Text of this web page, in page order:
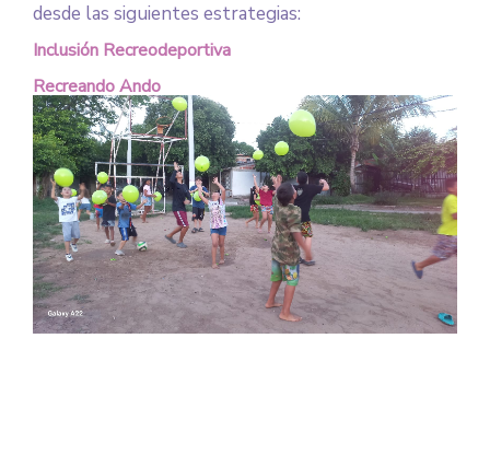
desde las siguientes estrategias:
Inclusión Recreodeportiva
Recreando Ando